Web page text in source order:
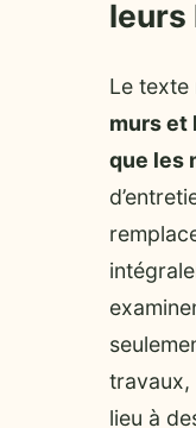
leurs
Le texte
murs et
que les
travaux,
lieu à